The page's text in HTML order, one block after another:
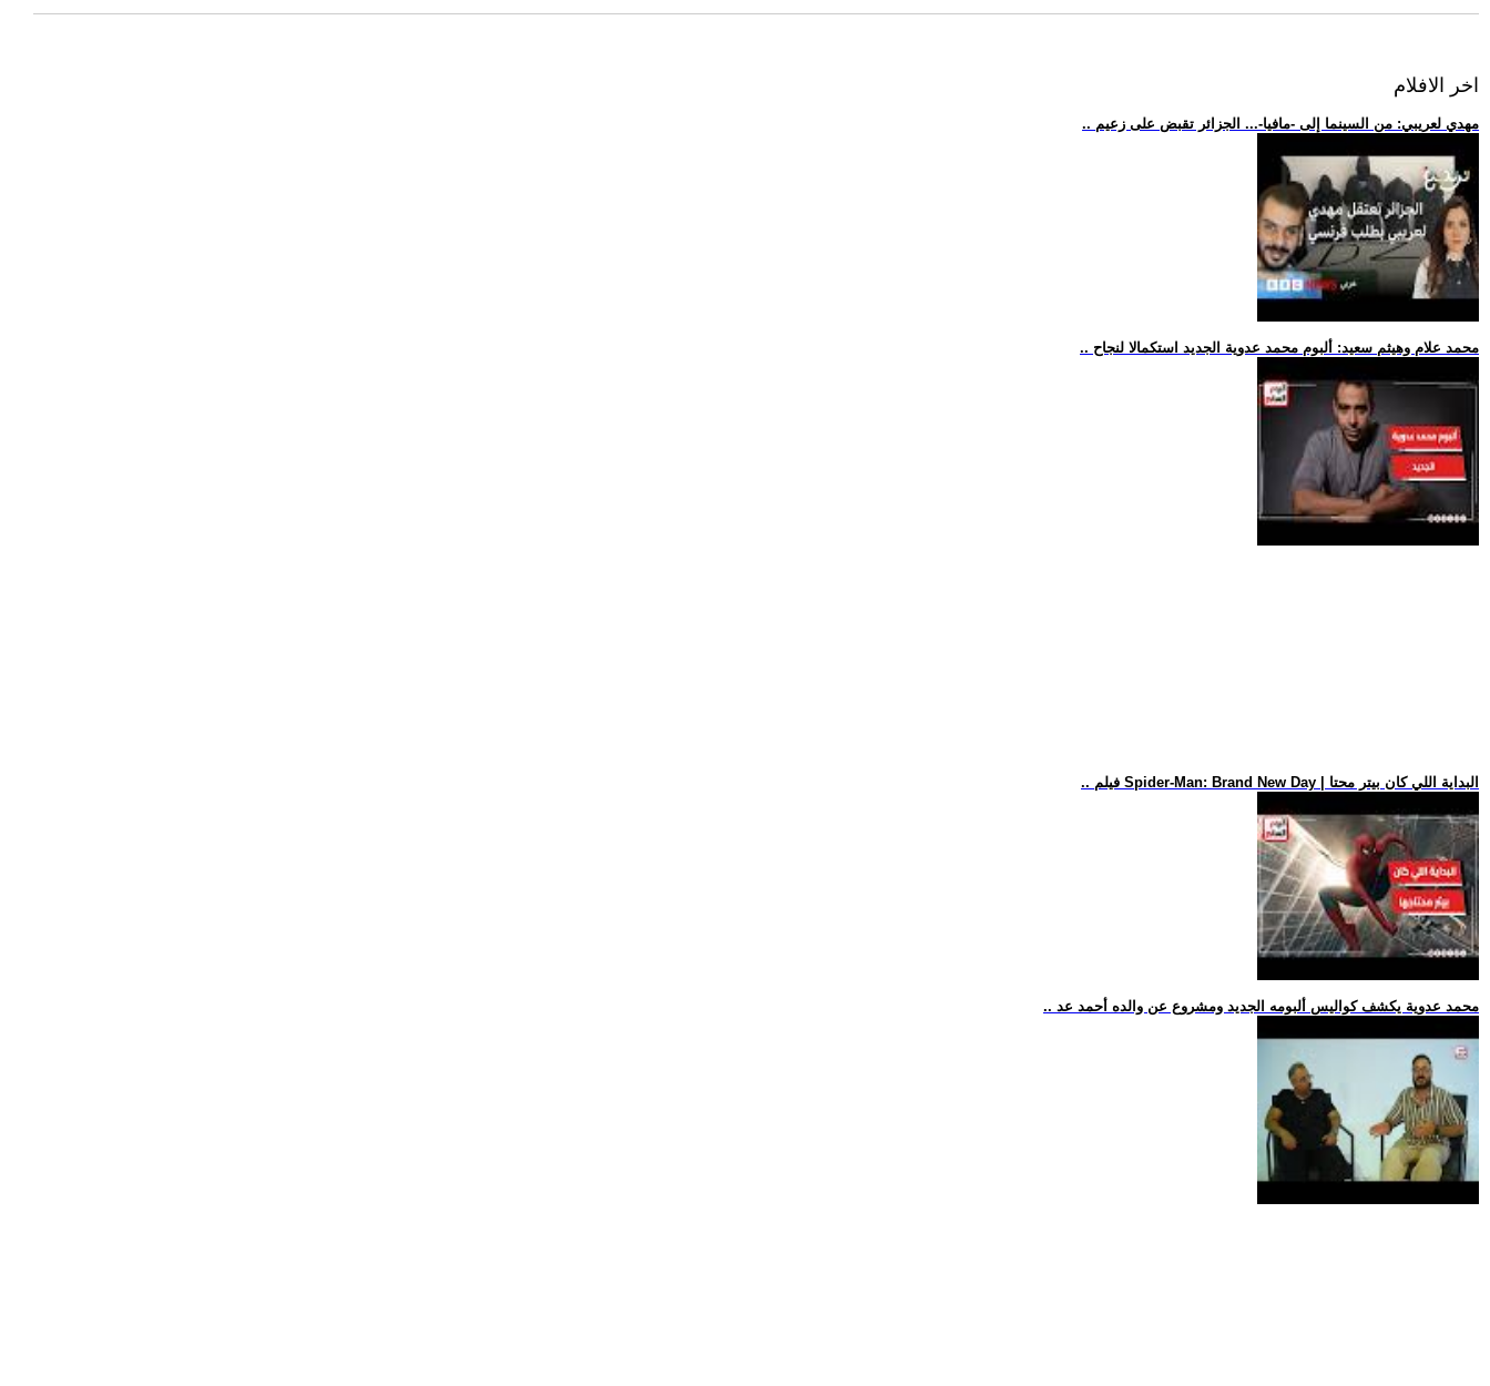
اخر الافلام
.. مهدي لعريبي: من السينما إلى -مافيا-... الجزائر تقبض على زعيم
.. محمد علام وهيثم سعيد: ألبوم محمد عدوية الجديد استكمالا لنجاح
.. فيلم Spider-Man: Brand New Day | البداية اللي كان بيتر محتا
.. محمد عدوية يكشف كواليس ألبومه الجديد ومشروع عن والده أحمد عد